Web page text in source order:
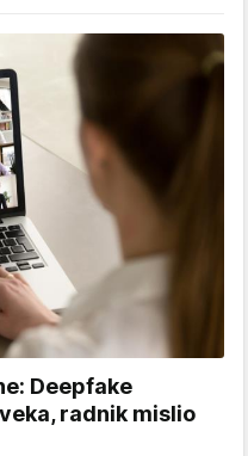
Deepfake
radnik mislio